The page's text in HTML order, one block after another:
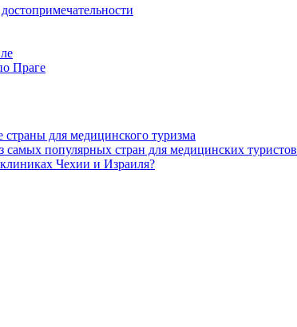
Праге
для медицинского туризма
популярных стран для медицинских туристов
Чехии и Израиля?